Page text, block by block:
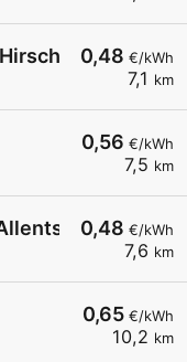
0,48 €/kWh
7,1 km
0,56 €/kWh
7,5 km
0,48 €/kWh
7,6 km
Allentsteig -
0,65 €/kWh
10,2 km